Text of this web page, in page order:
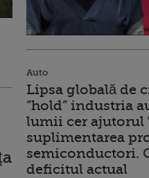
Auto
Lipsa globală de
”hold” industria
lumii cer ajutorul
suplimentarea
semiconductori.
deficitul actual